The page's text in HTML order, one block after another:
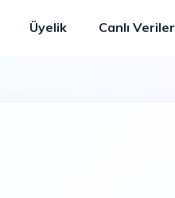
Üyelik Canlı Veriler